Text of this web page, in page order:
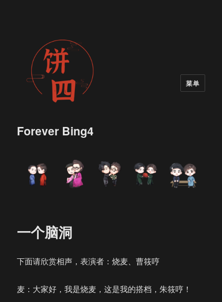
Forever Bing4
菜单
一个脑洞
下面请欣赏相声，表演者：烧麦、曹筱哼
麦：大家好，我是烧麦，这是我的搭档，朱筱哼！